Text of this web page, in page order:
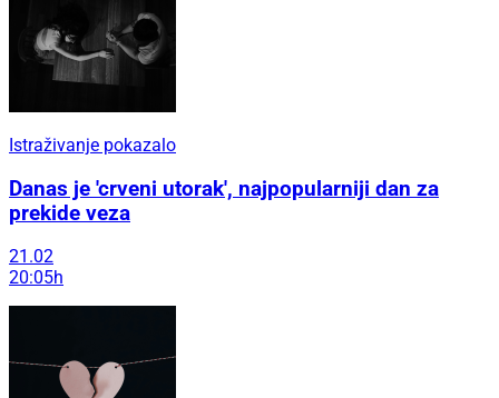
Istraživanje pokazalo
Danas je 'crveni utorak', najpopularniji dan za
prekide veza
21.02
20:05h